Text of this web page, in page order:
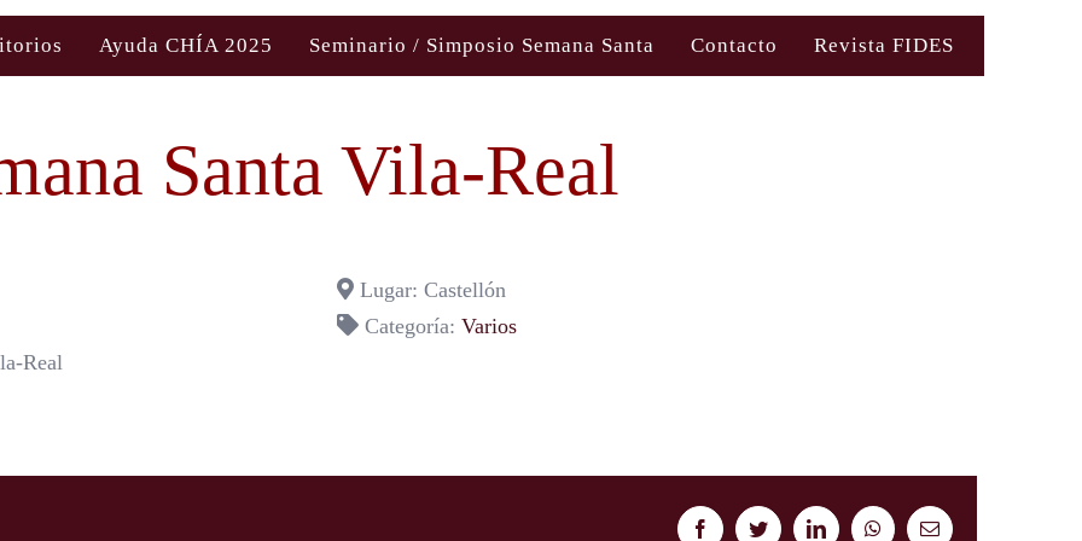
Ayuda CHÍA 2025 Seminario / Simposio Semana Santa Contacto Revista FIDES
Santa Vila-Real
Real
Lugar: Castellón
Categoría: Varios
FacebookTwitterLinkedInWhatsAppCorreo